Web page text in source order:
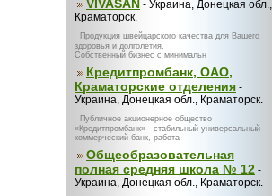
VIVASAN - Украина, Донецкая обл.,
Краматорск.
Продукция швейцарского качества для Вашего
здоровья и долголетия.
Собственный бизнес с минимальн
Кредитпромбанк, ОАО,
Краматорские отделения -
Украина, Донецкая обл., Краматорск.
Публичное акционерное общество
«Кредитпромбанк» - стабильный универсальный
коммерческий банк, работа
Общеобразовательная
полная средняя школа № 12 -
Украина, Донецкая обл., Краматорск.